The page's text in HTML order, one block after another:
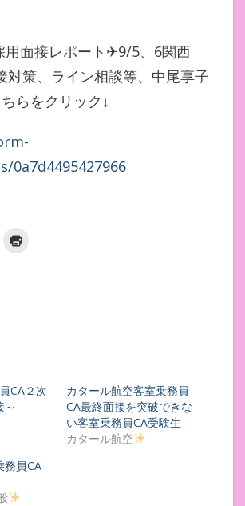
用面接レポート✈︎9/5、6関西
対策、ライン相談等、中尾享子
らをクリック↓
0a7d4495427966
CA２次
～
カタール航空客室乗務員
CA最終面接を突破できな
い客室乗務員CA受験生
カタール航空
務員CA